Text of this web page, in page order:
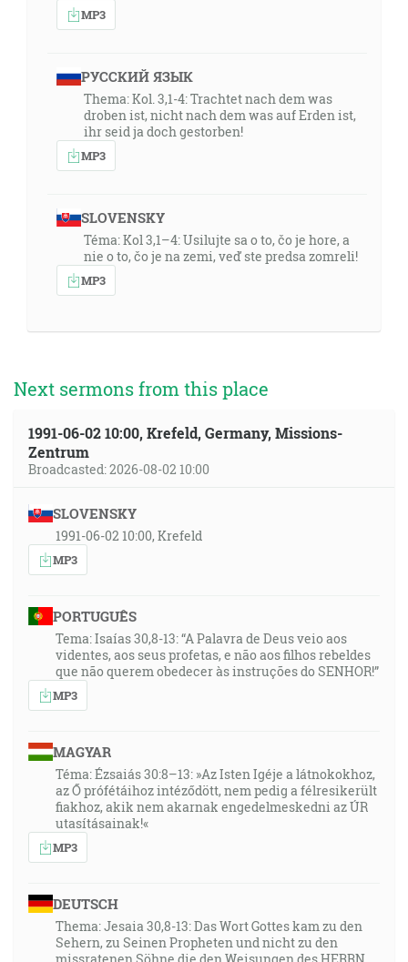
MP3
РУССКИЙ ЯЗЫК
Thema: Kol. 3,1-4: Trachtet nach dem was
droben ist, nicht nach dem was auf Erden ist,
ihr seid ja doch gestorben!
MP3
SLOVENSKY
Téma: Kol 3,1–4: Usilujte sa o to, čo je hore, a
nie o to, čo je na zemi, veď ste predsa zomreli!
MP3
Next sermons from this place
1991-06-02 10:00, Krefeld, Germany, Missions-
Zentrum
Broadcasted: 2026-08-02 10:00
SLOVENSKY
1991-06-02 10:00, Krefeld
MP3
PORTUGUÊS
Tema: Isaías 30,8-13: “A Palavra de Deus veio aos
videntes, aos seus profetas, e não aos filhos rebeldes
que não querem obedecer às instruções do SENHOR!”
MP3
MAGYAR
Téma: Ézsaiás 30:8–13: »Az Isten Igéje a látnokokhoz,
az Ő prófétáihoz intéződött, nem pedig a félresikerült
fiakhoz, akik nem akarnak engedelmeskedni az ÚR
utasításainak!«
MP3
DEUTSCH
Thema: Jesaia 30,8-13: Das Wort Gottes kam zu den
Sehern, zu Seinen Propheten und nicht zu den